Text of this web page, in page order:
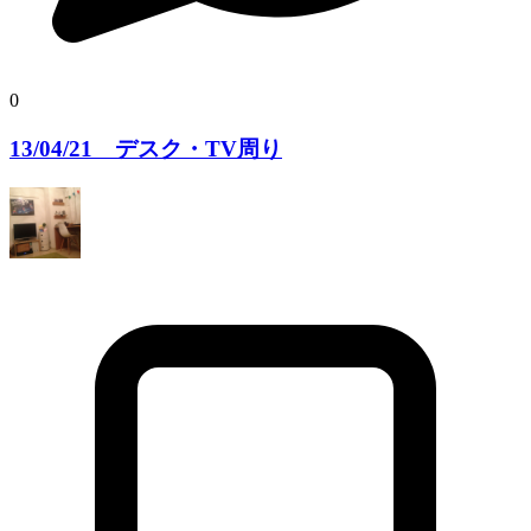
0
13/04/21 デスク・TV周り